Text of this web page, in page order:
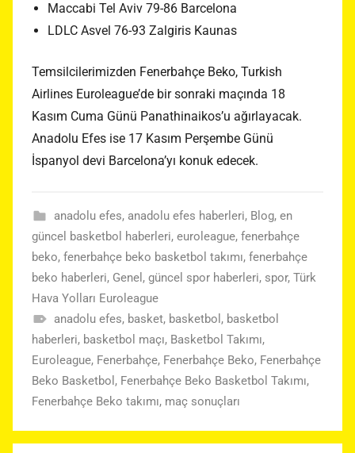
Maccabi Tel Aviv 79-86 Barcelona
LDLC Asvel 76-93 Zalgiris Kaunas
Temsilcilerimizden Fenerbahçe Beko, Turkish
Airlines Euroleague’de bir sonraki maçında 18
Kasım Cuma Günü Panathinaikos’u ağırlayacak.
Anadolu Efes ise 17 Kasım Perşembe Günü
İspanyol devi Barcelona’yı konuk edecek.
anadolu efes, anadolu efes haberleri, Blog, en
güncel basketbol haberleri, euroleague, fenerbahçe
beko, fenerbahçe beko basketbol takımı, fenerbahçe
beko haberleri, Genel , güncel spor haberleri, spor, Türk
Hava Yolları Euroleague
anadolu efes, basket, basketbol , basketbol
haberleri, basketbol maçı, Basketbol Takımı,
Euroleague, Fenerbahçe, Fenerbahçe Beko, Fenerbahçe
Beko Basketbol , Fenerbahçe Beko Basketbol Takımı,
Fenerbahçe Beko takımı, maç sonuçları